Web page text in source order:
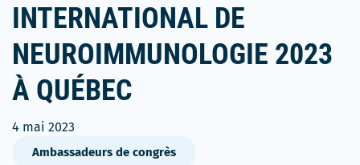
INTERNATIONAL DE
NEUROIMMUNOLOGIE 2023
À QUÉBEC
4 mai 2023
Ambassadeurs de congrès